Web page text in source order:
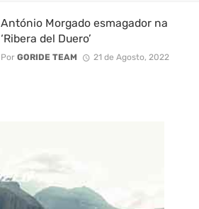
António Morgado esmagador na
‘Ribera del Duero’
Por GORIDE TEAM 21 de Agosto, 2022